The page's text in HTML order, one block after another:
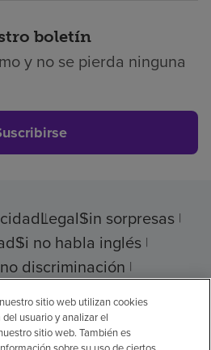
boletín
y no se pierda ninguna
LegalSin sorpresas
Si no habla inglés
discriminación
de los proveedores
sitio web utilizan cookies
usuario y analizar el
sitio web. También es